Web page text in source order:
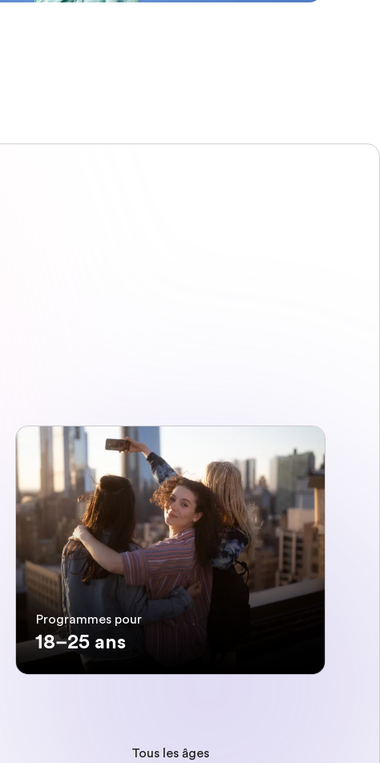
Programmes pour
18–25 ans
Tous les âges